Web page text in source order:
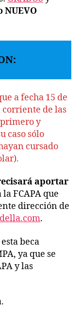
NUEVO
a fecha 15 de
corriente de las
primero y
caso sólo
cursado
aportar
FCAPA que
dirección de
.
beca
ya que se
y las